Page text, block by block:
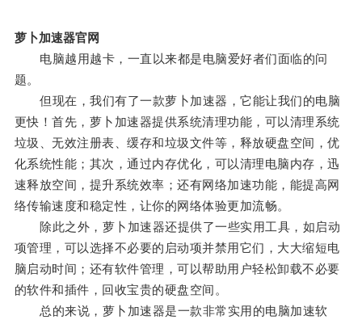
萝卜加速器官网
电脑越用越卡，一直以来都是电脑爱好者们面临的问
题。
但现在，我们有了一款萝卜加速器，它能让我们的电脑
更快！首先，萝卜加速器提供系统清理功能，可以清理系统
垃圾、无效注册表、缓存和垃圾文件等，释放硬盘空间，优
化系统性能；其次，通过内存优化，可以清理电脑内存，迅
速释放空间，提升系统效率；还有网络加速功能，能提高网
络传输速度和稳定性，让你的网络体验更加流畅。
除此之外，萝卜加速器还提供了一些实用工具，如启动
项管理，可以选择不必要的启动项并禁用它们，大大缩短电
脑启动时间；还有软件管理，可以帮助用户轻松卸载不必要
的软件和插件，回收宝贵的硬盘空间。
总的来说，萝卜加速器是一款非常实用的电脑加速软